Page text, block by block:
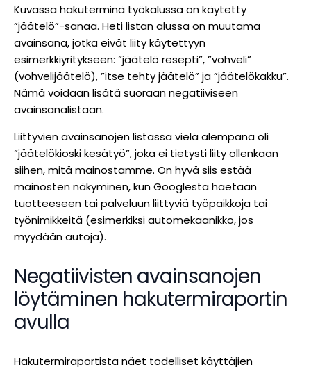
Kuvassa hakuterminä työkalussa on käytetty
”jäätelö”-sanaa. Heti listan alussa on muutama
avainsana, jotka eivät liity käytettyyn
esimerkkiyritykseen: ”jäätelö resepti”, ”vohveli”
(vohvelijäätelö), ”itse tehty jäätelö” ja ”jäätelökakku”.
Nämä voidaan lisätä suoraan negatiiviseen
avainsanalistaan.
Liittyvien avainsanojen listassa vielä alempana oli
”jäätelökioski kesätyö”, joka ei tietysti liity ollenkaan
siihen, mitä mainostamme. On hyvä siis estää
mainosten näkyminen, kun Googlesta haetaan
tuotteeseen tai palveluun liittyviä työpaikkoja tai
työnimikkeitä (esimerkiksi automekaanikko, jos
myydään autoja).
Negatiivisten avainsanojen
löytäminen hakutermiraportin
avulla
Hakutermiraportista näet todelliset käyttäjien